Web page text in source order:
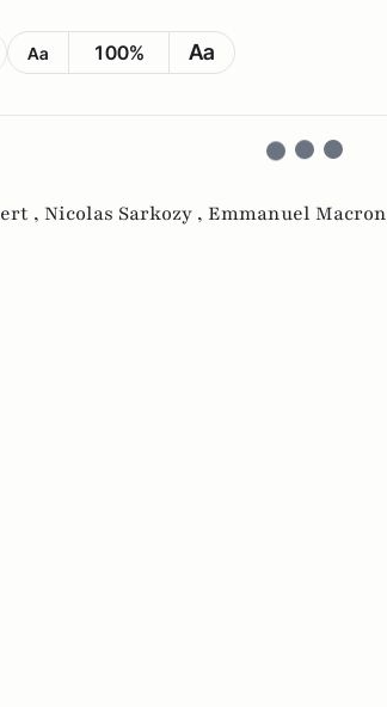
Aa 100% Aa
, Nicolas Sarkozy , Emmanuel Macron